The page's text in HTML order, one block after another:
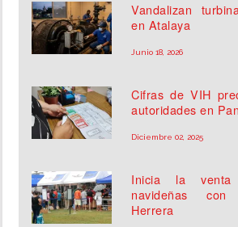
Vandalizan
en Atalaya
Junio 18, 2026
Cifras de VIH
autoridades en
Diciembre 02, 2025
Inicia la
navideñas
Herrera